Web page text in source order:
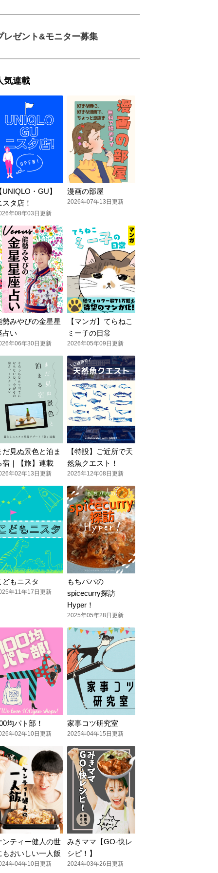
レゼント&モニター募集
気連載
UNIQLO・GU】
スタ店！
年08年03日更新
漫画の部屋
2026年07年13日更新
勢みやびの金星星
占い
年06年30日更新
【マンガ】てらねこ
ミー子の日常
2026年05年09日更新
だ見ぬ景色と泊ま
宿｜【旅】連載
年02年13日更新
【特設】ご近所で天
然魚クエスト！
2025年12年08日更新
どもニスタ
年11年17日更新
もちパパの
spicecurry探訪
Hyper！
2025年05年28日更新
均パト部！
年02年10日更新
家事コツ研究室
2025年04年15日更新
ンティー健人の世
もおいしい一人飯
年04年10日更新
みきママ【GO-快レ
シピ！】
2024年03年26日更新